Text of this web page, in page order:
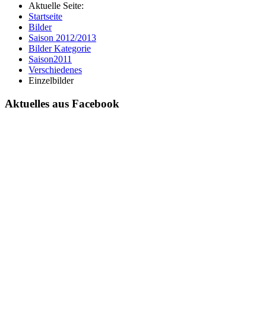
Aktuelle Seite:
Startseite
Bilder
Saison 2012/2013
Bilder Kategorie
Saison2011
Verschiedenes
Einzelbilder
Aktuelles aus Facebook